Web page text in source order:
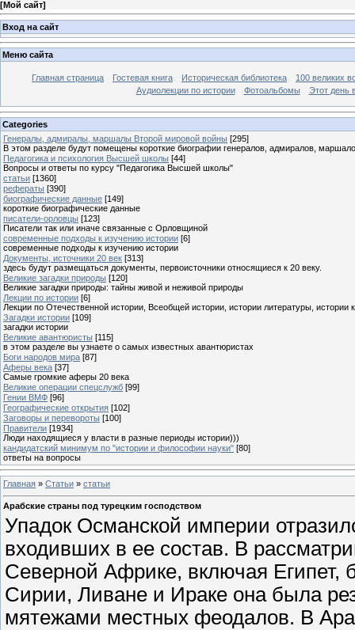
[Мой сайт]
Вход на сайт
Меню сайта
Главная страница Гостевая книга Историческая библиотека
100 великих
Аудиолекции по истории
Фотоальбомы Этот день
Categories
Генералы, адмиралы, маршалы Второй мировой войны [295]
В этом разделе будут помещены короткие биографии генералов, адмиралов,
Педагогика и психология Высшей школы [44]
Вопросы и ответы по курсу "Педагогика Высшей школы"
статьи [1360]
рефераты [390]
биографические данные [149]
короткие биографические данные
писатели-орловцы [123]
Писатели так или иначе связанные с Орловщиной
современные подходы к изучению истории [6]
современные подходы к изучению истории
Документы, источники 20 век [313]
здесь будут размещаться документы, первоисточники относящиеся к 20 веку.
Великие загадки природы [120]
Великие загадки природы: тайны живой и неживой природы
Лекции по истории [6]
Лекции по Отечественной истории, Всеобщей истории, истории литературы, истории
Загадки истории [109]
загадки истории
Великие авантюристы [115]
в этом разделе вы узнаете о самых известных авантюристах
Боги народов мира [87]
Аферы века [37]
Самые громкие аферы 20 века
Великие операции спецслужб [99]
Гении ВМФ [96]
Географические открытия [102]
Заговоры и перевороты [100]
Правители [1934]
Люди находящиеся у власти в разные периоды истории)))
кандидатский минимум по "истории и философии науки" [80]
ответы на вопросы
Главная » Статьи » статьи
Арабские страны под турецким господством
Упадок Османской империи
входивших в ее состав. В
Северной Африке, включая Египет,
Сирии, Ливане и Ираке она была
мятежами местных феодалов. В